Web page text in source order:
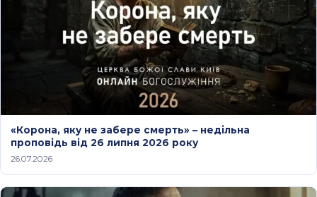
«Корона, яку не забере смерть» – недільна
проповідь від 26 липня 2026 року
26.07.2026